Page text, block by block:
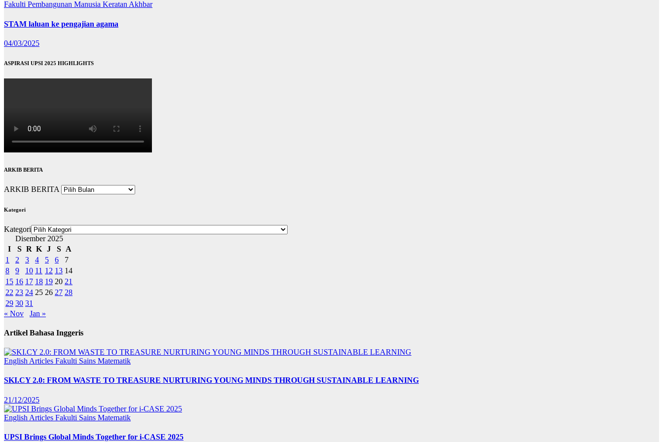
Fakulti Pembangunan Manusia Keratan Akhbar
STAM laluan ke pengajian agama
04/03/2025
ASPIRASI UPSI 2025 HIGHLIGHTS
ARKIB BERITA
ARKIB BERITA
Kategori
Kategori
Disember 2025
I
S R K J S
A
1
2 3 4 5 6
7
8
9 10 11 12 13 14
15 16 17 18 19 20 21
22 23 24 25 26 27 28
29 30 31
« Nov
Jan »
Artikel Bahasa Inggeris
English Articles Fakulti Sains Matematik
SKI.CY 2.0: FROM WASTE TO TREASURE NURTURING YOUNG MINDS THROUGH SUSTAINABLE LEARNING
21/12/2025
English Articles Fakulti Sains Matematik
UPSI Brings Global Minds Together for i-CASE 2025